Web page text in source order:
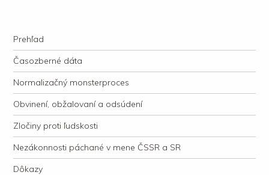
justície
Navigation
Skip to content
Prehľad
Časozberné dáta
Normalizačný monsterproces
Obvinení, obžalovaní a odsúdení
Zločiny proti ľudskosti
Nezákonnosti páchané v mene ČSSR a SR
Dôkazy